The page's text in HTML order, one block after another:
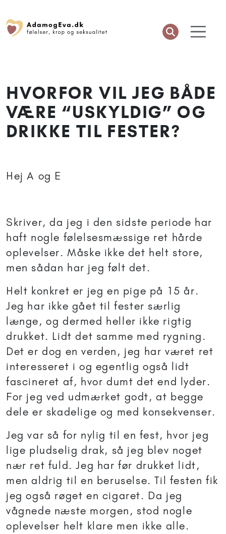
HVORFOR VIL JEG BÅDE
VÆRE “USKYLDIG” OG
DRIKKE TIL FESTER?
Hej A og E
Skriver, da jeg i den sidste periode har
haft nogle følelsesmæssige ret hårde
oplevelser. Måske ikke det helt store,
men sådan har jeg følt det.
Helt konkret er jeg en pige på 15 år.
Jeg har ikke gået til fester særlig
længe, og dermed heller ikke rigtig
drukket. Lidt det samme med rygning.
Det er dog en verden, jeg har været ret
interesseret i og egentlig også lidt
fascineret af, hvor dumt det end lyder.
For jeg ved udmærket godt, at begge
dele er skadelige og med konsekvenser.
Jeg var så for nylig til en fest, hvor jeg
lige pludselig drak, så jeg blev noget
nær ret fuld. Jeg har før drukket lidt,
men aldrig til en beruselse. Til festen fik
jeg også røget en cigaret. Da jeg
vågnede næste morgen, stod nogle
oplevelser helt klare men ikke alle.